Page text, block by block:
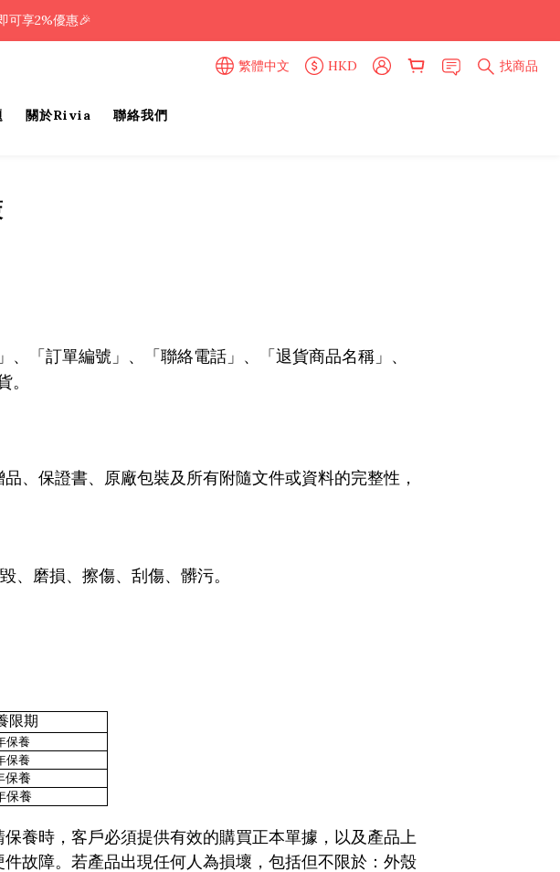
可享2%優惠🎉
可享2%優惠🎉
繁體中文 HKD 找商品
關於Rivia 聯絡我們
「訂單編號」、「聯絡電話」、「退貨商品名稱」、
。
、保證書、原廠包裝及所有附隨文件或資料的完整性，
、磨損、擦傷、刮傷、髒污。
限期
保養
保養
保養
保養
保養時，客戶必須提供有效的購買正本單據，以及產品上
故障。若產品出現任何人為損壞，包括但不限於：外殼